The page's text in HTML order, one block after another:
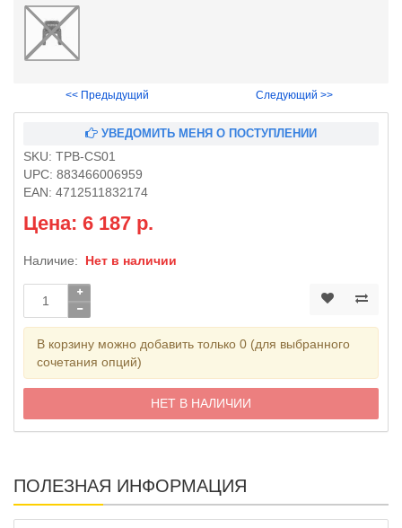
<< Предыдущий Следующий >>
УВЕДОМИТЬ МЕНЯ О ПОСТУПЛЕНИИ
SKU: TPB-CS01
UPC: 883466006959
EAN: 4712511832174
Цена: 6 187 р.
Наличие: Нет в наличии
В корзину можно добавить только 0 (для выбранного
сочетания опций)
НЕТ В НАЛИЧИИ
ПОЛЕЗНАЯ ИНФОРМАЦИЯ